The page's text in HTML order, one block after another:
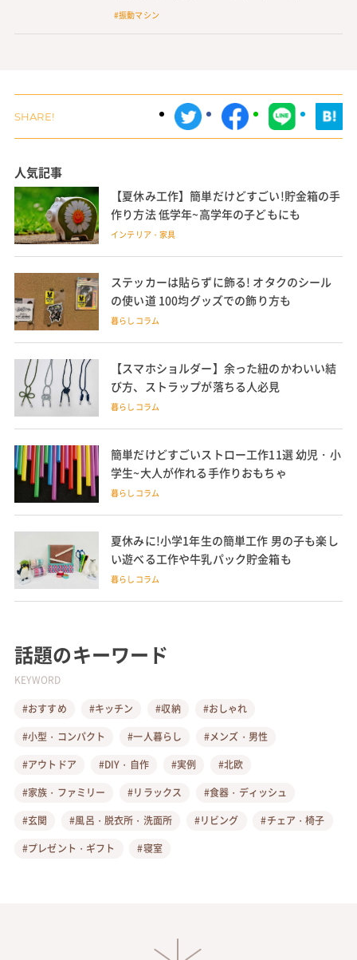
も紹介
#振動マシン
人気記事
【夏休み工作】簡単だけどすごい!貯金箱の手
作り方法 低学年~高学年の子どもにも
インテリア・家具
ステッカーは貼らずに飾る! オタクのシール
の使い道 100均グッズでの飾り方も
暮らしコラム
【スマホショルダー】余った紐のかわいい結
び方、ストラップが落ちる人必見
暮らしコラム
簡単だけどすごいストロー工作11選 幼児・小
学生~大人が作れる手作りおもちゃ
暮らしコラム
夏休みに!小学1年生の簡単工作 男の子も楽し
い遊べる工作や牛乳パック貯金箱も
暮らしコラム
話題のキーワード
KEYWORD
#おすすめ
#キッチン #収納
#おしゃれ
#小型・コンパクト
#一人暮らし
#メンズ・男性
#アウトドア
#DIY・自作 #実例
#北欧
#家族・ファミリー
#リラックス
#食器・ディッシュ
#玄関
#風呂・脱衣所・洗面所 #リビング
#チェア・椅子
#プレゼント・ギフト
#寝室